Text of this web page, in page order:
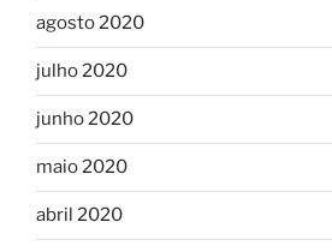
agosto 2020
julho 2020
junho 2020
maio 2020
abril 2020